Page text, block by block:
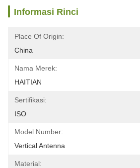
Informasi Rinci
Place Of Origin:
China
Nama Merek:
HAITIAN
Sertifikasi:
ISO
Model Number:
Vertical Antenna
Material: